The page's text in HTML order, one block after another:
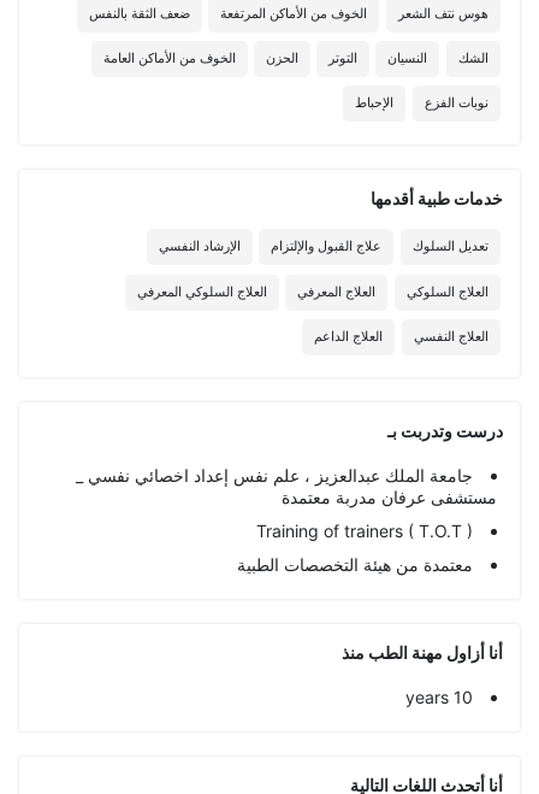
هوس نتف الشعر الخوف من الأماكن المرتفعة ضعف الثقة بالنفس
الشك النسيان التوتر الحزن الخوف من الأماكن العامة
نوبات الفزع الإحباط
خدمات طبية أقدمها
تعديل السلوك علاج القبول والإلتزام الإرشاد النفسي
العلاج السلوكي العلاج المعرفي العلاج السلوكي المعرفي
العلاج النفسي العلاج الداعم
درست وتدربت بـ
جامعة الملك عبدالعزيز ، علم نفس إعداد اخصائي نفسي _
مستشفى عرفان مدربة معتمدة
Training of trainers ( T.O.T )
معتمدة من هيئة التخصصات الطبية
أنا أزاول مهنة الطب منذ
10 years
أنا أتحدث اللغات التالية